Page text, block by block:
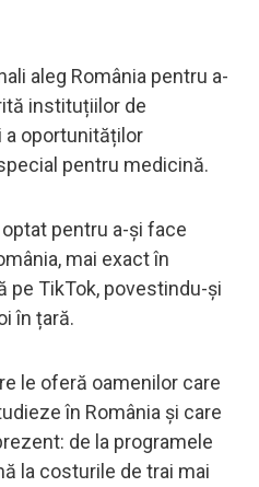
aleg România pentru a-
instituțiilor de
a oportunităților
pentru medicină.
pentru a-și face
mai exact în
pe TikTok, povestindu-și
în țară.
le oferă oamenilor care
în România și care
de la programele
la costurile de trai mai